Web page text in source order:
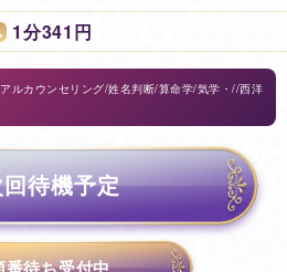
1分341円
ルカウンセリング/姓名判断/算命学/気学・//西洋
回待機予定
番待ち受付中